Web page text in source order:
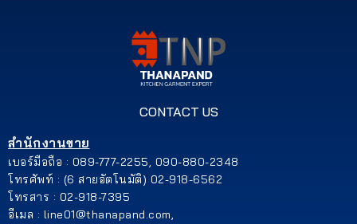
CONTACT US
สำนักงานขาย
เบอร์มือถือ : 089-777-2255, 090-880-2348
โทรศัพท์ : (6 สายอัตโนมัติ) 02-918-6562
โทรสาร : 02-918-7395
อีเมล : line01@thanapand.com,